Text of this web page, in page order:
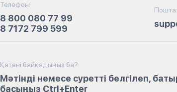
Телефон:
8 800 080 77 99
8 7172 799 599
Пошта:
Қатені байқадыңыз ба?:
Мәтінді немесе суретті белгілеп,
басыңыз Ctrl+Enter